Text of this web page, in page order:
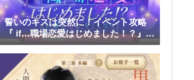
誓いのキスは突然に！イベント攻略
『 if…職場恋愛はじめました！？』後
半(孝正・崇生・彰斗)